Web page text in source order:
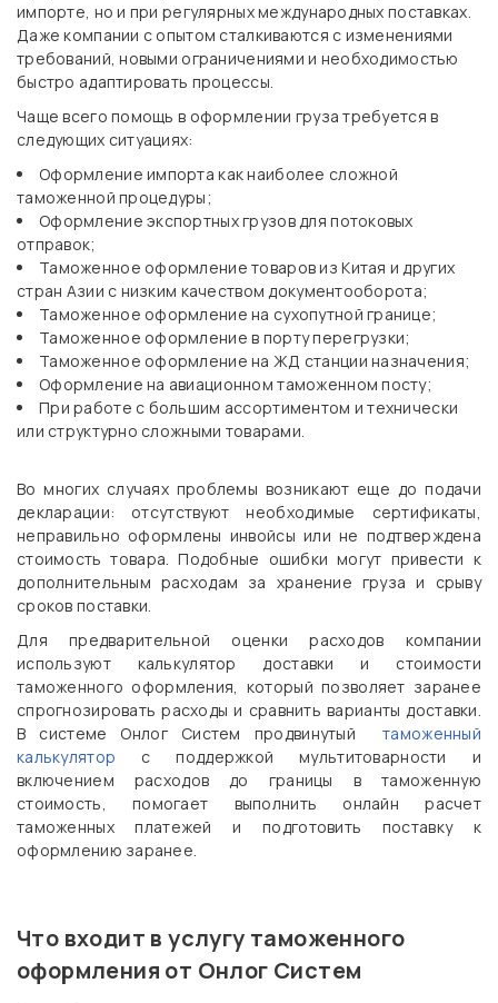
импорте, но и при регулярных международных поставках.
Даже компании с опытом сталкиваются с изменениями
требований, новыми ограничениями и необходимостью
быстро адаптировать процессы.
Чаще всего помощь в оформлении груза требуется в
следующих ситуациях:
Оформление импорта как наиболее сложной
таможенной процедуры;
Оформление экспортных грузов для потоковых
отправок;
Таможенное оформление товаров из Китая и других
стран Азии с низким качеством документооборота;
Таможенное оформление на сухопутной границе;
Таможенное оформление в порту перегрузки;
Таможенное оформление на ЖД станции назначения;
Оформление на авиационном таможенном посту;
При работе с большим ассортиментом и технически
или структурно сложными товарами.
Во многих случаях проблемы возникают еще до подачи
декларации: отсутствуют необходимые сертификаты,
неправильно оформлены инвойсы или не подтверждена
стоимость товара. Подобные ошибки могут привести к
дополнительным расходам за хранение груза и срыву
сроков поставки.
Для предварительной оценки расходов компании
используют калькулятор доставки и стоимости
таможенного оформления, который позволяет заранее
спрогнозировать расходы и сравнить варианты доставки.
В системе Онлог Систем продвинутыйтаможенный
калькулятор с поддержкой мультитоварности и
включением расходов до границы в таможенную
стоимость, помогает выполнить онлайн расчет
таможенных платежей и подготовить поставку к
оформлению заранее.
Что входит в услугу таможенного
оформления от Онлог Систем